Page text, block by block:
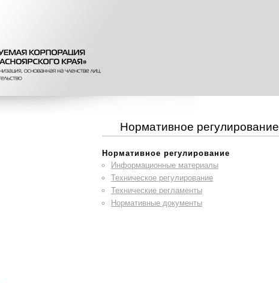
Нормативное регулирование
Нормативное регулирование
Информационные материалы
Техническое регулирование
Технические регламенты
Нормативные документы